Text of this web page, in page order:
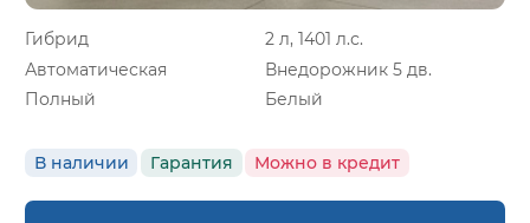
Гибрид
2 л, 1401 л.с.
Автоматическая
Внедорожник 5 дв.
Полный
Белый
В наличии Гарантия Можно в кредит